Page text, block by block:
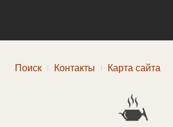
Поиск Контакты Карта сайта